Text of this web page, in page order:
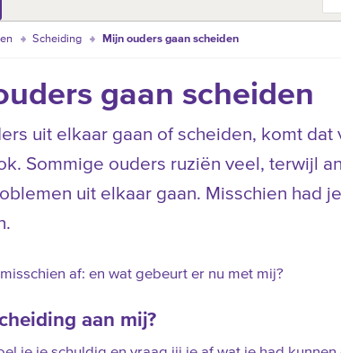
Scheiding Mijn ouders gaan scheiden
gaan scheiden
uit elkaar gaan of scheiden, komt dat
Sommige ouders ruziën veel, terwijl
uit elkaar gaan. Misschien had
af: en wat gebeurt er nu met mij?
aan mij?